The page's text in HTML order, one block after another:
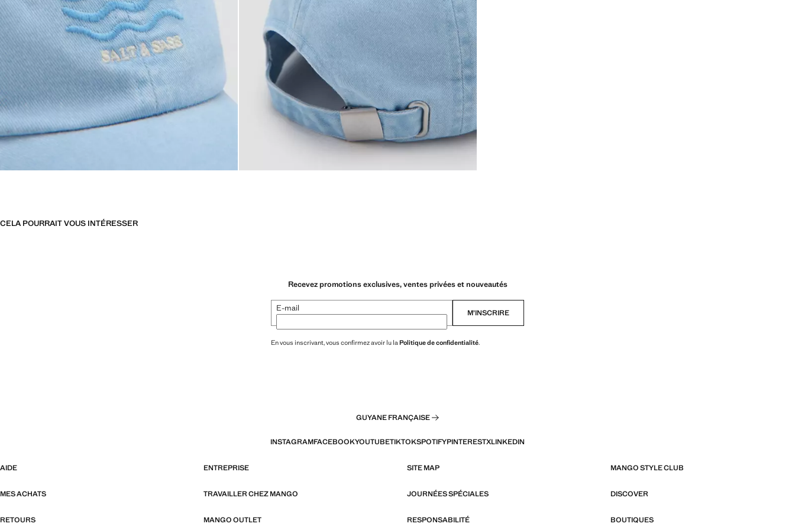
CELA POURRAIT VOUS INTÉRESSER
Recevez promotions exclusives, ventes privées et nouveautés
E-mail M’INSCRIRE
En vous inscrivant, vous confirmez avoir lu laPolitique de confidentialité.
GUYANE FRANÇAISE
INSTAGRAMFACEBOOKYOUTUBETIKTOKSPOTIFYPINTERESTXLINKEDIN
AIDE ENTREPRISE SITE MAP MANGO STYLE CLUB
MES ACHATS TRAVAILLER CHEZ MANGO JOURNÉES SPÉCIALES DISCOVER
RETOURS MANGO OUTLET RESPONSABILITÉ BOUTIQUES